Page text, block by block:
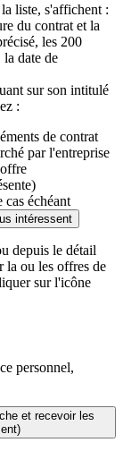
liste, s'affichent :
du contrat et la
les 200
la date de
sur son intitulé
:
de contrat
par l'entreprise
échéant
intéressent
depuis le détail
la ou les offres de
sur l'icône
personnel,
et recevoir les